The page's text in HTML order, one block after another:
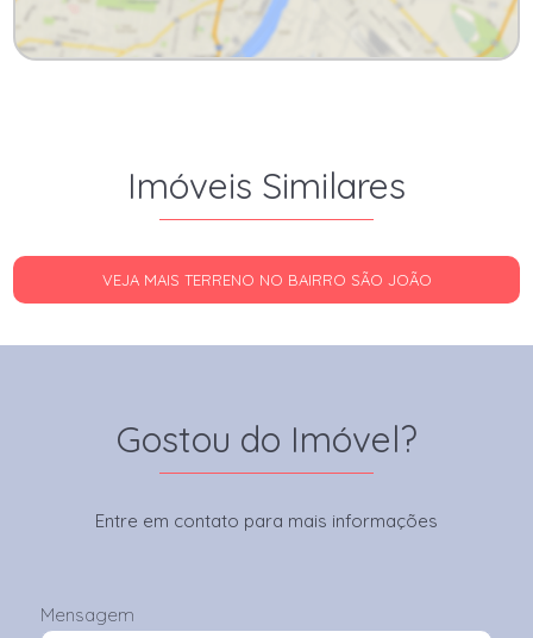
Imóveis Similares
VEJA MAIS TERRENO NO BAIRRO SÃO JOÃO
Gostou do Imóvel?
Entre em contato para mais informações
Mensagem